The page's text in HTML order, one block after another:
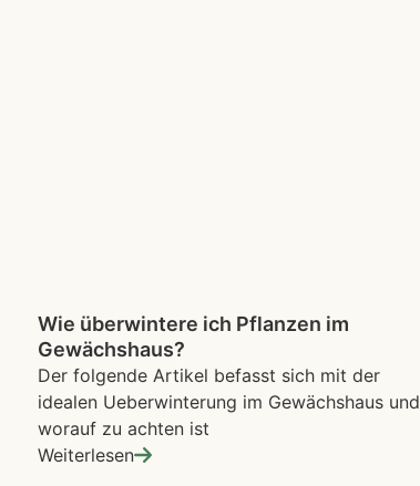
Wie überwintere ich Pflanzen im
Gewächshaus?
Der folgende Artikel befasst sich mit der
idealen Ueberwinterung im Gewächshaus und
worauf zu achten ist
Weiterlesen